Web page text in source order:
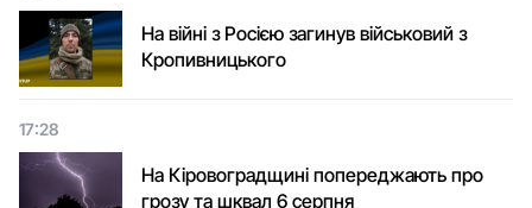
На війні з Росією загинув військовий з
Кропивницького
17:28
На Кіровоградщині попереджають про
грозу та шквал 6 серпня